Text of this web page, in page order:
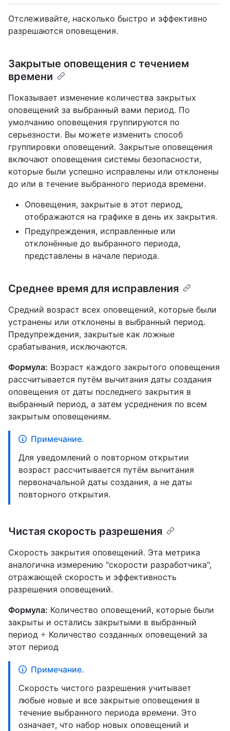
Отслеживайте, насколько быстро и эффективно
разрешаются оповещения.
Закрытые оповещения с течением
времени
Показывает изменение количества закрытых
оповещений за выбранный вами период. По
умолчанию оповещения группируются по
серьезности. Вы можете изменить способ
группировки оповещений. Закрытые оповещения
включают оповещения системы безопасности,
которые были успешно исправлены или отклонены
до или в течение выбранного периода времени.
Оповещения, закрытые в этот период,
отображаются на графике в день их закрытия.
Предупреждения, исправленные или
отклонённые до выбранного периода,
представлены в начале периода.
Среднее время для исправления
Средний возраст всех оповещений, которые были
устранены или отклонены в выбранный период.
Предупреждения, закрытые как ложные
срабатывания, исключаются.
Формула: Возраст каждого закрытого оповещения
рассчитывается путём вычитания даты создания
оповещения от даты последнего закрытия в
выбранный период, а затем усреднения по всем
закрытым оповещениям.
Примечание.
Для уведомлений о повторном открытии
возраст рассчитывается путём вычитания
первоначальной даты создания, а не даты
повторного открытия.
Чистая скорость разрешения
Скорость закрытия оповещений. Эта метрика
аналогична измерению "скорости разработчика",
отражающей скорость и эффективность
разрешения оповещений.
Формула: Количество оповещений, которые были
закрыты и остались закрытыми в выбранный
период ÷ Количество созданных оповещений за
этот период
Примечание.
Скорость чистого разрешения учитывает
любые новые и все закрытые оповещения в
течение выбранного периода времени. Это
означает, что набор новых оповещений и